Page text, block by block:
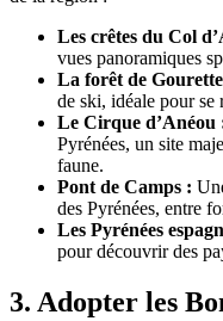
Les crêtes du Col
vues panoramiques
La forêt de
de ski, idéale pour se
Le Cirque d’Anéou
Pyrénées, un site
faune.
Pont de Camps :
des Pyrénées, entre
Les Pyrénées
pour découvrir des
3. Adopter les